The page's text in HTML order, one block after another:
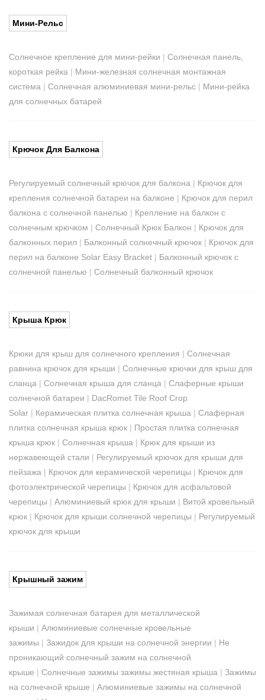
Мини-Рельс
Солнечное крепление для мини-рейки | Солнечная панель,
короткая рейка | Мини-железная солнечная монтажная
система | Солнечная алюминиевая мини-рельс | Мини-рейка
для солнечных батарей
Крючок Для Балкона
Регулируемый солнечный крючок для балкона | Крючок для
крепления солнечной батареи на балконе | Крючок для перил
балкона с солнечной панелью | Крепление на балкон с
солнечным крючком | Солнечный Крюк Балкон | Крючок для
балконных перил | Балконный солнечный крючок | Крючок для
перил на балконе Solar Easy Bracket | Балконный крючок с
солнечной панелью | Солнечный балконный крючок
Крыша Крюк
Крюки для крыш для солнечного крепления | Солнечная
равнина крючок для крыши | Солнечные крючки для крыш для
сланца | Солнечная крыша для сланца | Слаферные крыши
солнечной батареи | DacRomet Tile Roof Crop
Solar | Керамическая плитка солнечная крыша | Слаферная
плитка солнечная крыша крюк | Простая плитка солнечная
крыша крюк | Солнечная крыша | Крюк для крыши из
нержавеющей стали | Регулируемый крючок для крыши для
пейзажа | Крючок для керамической черепицы | Крючок для
фотоэлектрической черепицы | Крючок для асфальтовой
черепицы | Алюминиевый крюк для крыши | Витой кровельный
крюк | Крючок для крыши солнечной черепицы | Регулируемый
крючок для крыши
Крышный зажим
Зажимая солнечная батарея для металлической
крыши | Алюминиевые солнечные кровельные
зажимы | Зажидок для крыши на солнечной энергии | Не
проникающий солнечный зажим на солнечной
крыше | Солнечные зажимы зажимы жестяная крыша | Зажимы
на солнечной крыше | Алюминиевые зажимы на солнечной